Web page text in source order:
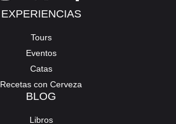
EXPERIENCIAS
Tours
Eventos
Catas
Recetas con Cerveza
BLOG
Libros